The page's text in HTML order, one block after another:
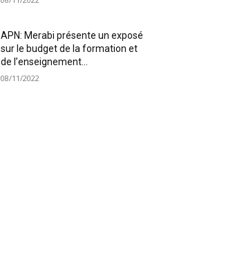
APN: Merabi présente un exposé
sur le budget de la formation et
de l’enseignement...
08/11/2022